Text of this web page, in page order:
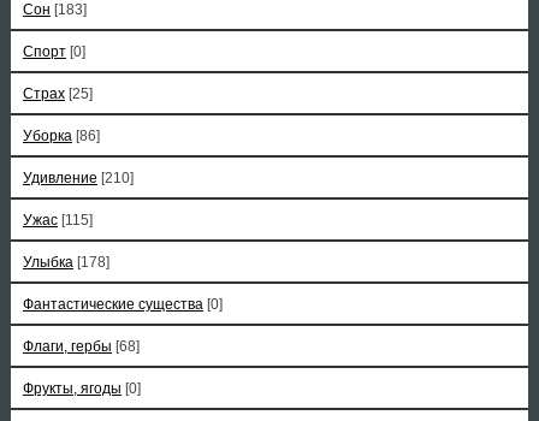
Сон [183]
Спорт [0]
Страх [25]
Уборка [86]
Удивление [210]
Ужас [115]
Улыбка [178]
Фантастические существа [0]
Флаги, гербы [68]
Фрукты, ягоды [0]